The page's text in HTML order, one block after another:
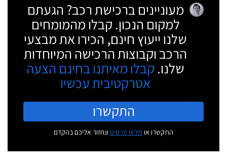
מעוניינים ברכישת רכב? הגעתם
למקום הנכון. קבלו מהמומחים
שלנו ייעוץ חינם, הכירו את מבצעי
הרכב וקבוצות הרכישה המיוחדות
שלנו. קבלו מאיתנו בחינם הצעה
אטרקטיבית עכשיו
התקשרו
התקשרו או מלאו פרטים ונחזור אליכם בהקדם